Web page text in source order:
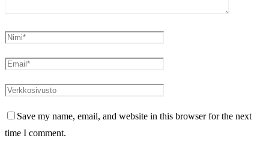
Save my name, email, and website in this browser for the next
time I comment.